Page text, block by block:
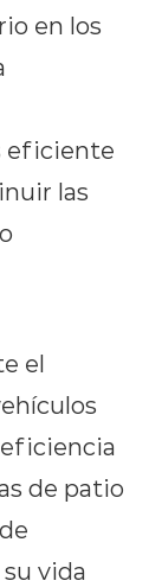
en los
eficiente
las
el
de patio
vida